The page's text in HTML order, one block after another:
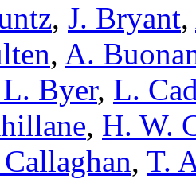
, J. Bryant,
, A.
Byer, L.
, H. W.
, T.